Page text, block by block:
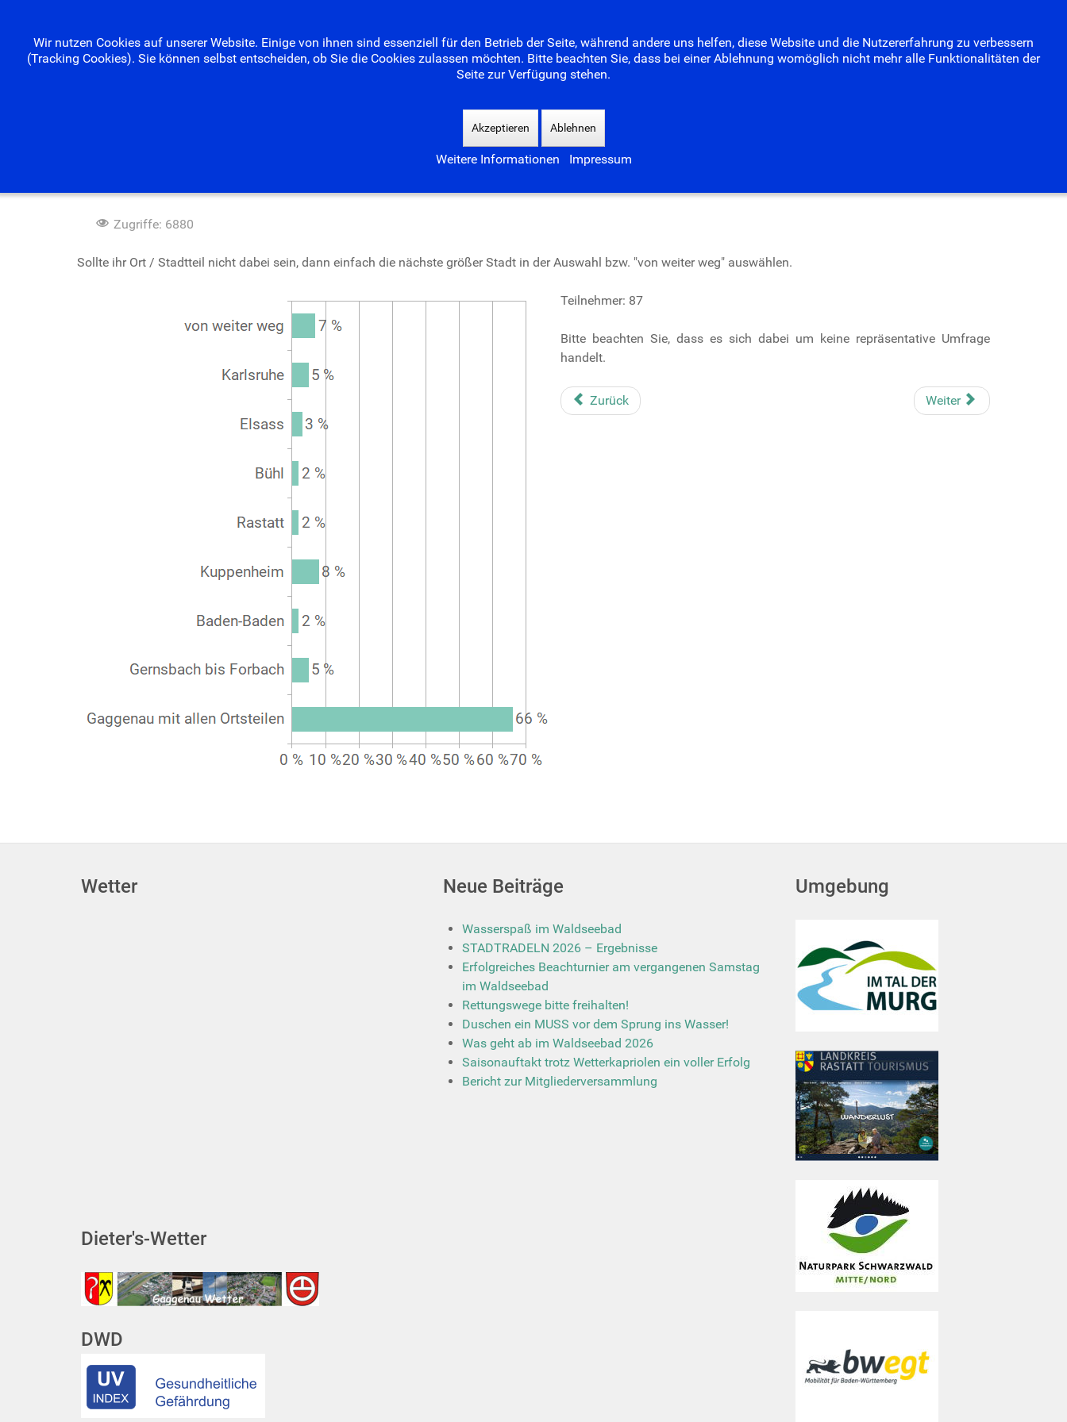
...
Zugriffe: 6880
Sollte ihr Ort / Stadtteil nicht dabei sein, dann einfach die nächste größer Stadt in der Auswahl bzw. "von weiter weg" auswählen.
Teilnehmer: 87
Bitte beachten Sie, dass es sich dabei um keine repräsentative Umfrage
handelt.
Zurück Weiter
Wetter
Dieter's-Wetter
DWD
Neue Beiträge
Wasserspaß im Waldseebad
STADTRADELN 2026 – Ergebnisse
Erfolgreiches Beachturnier am vergangenen Samstag
im Waldseebad
Rettungswege bitte freihalten!
Duschen ein MUSS vor dem Sprung ins Wasser!
Was geht ab im Waldseebad 2026
Saisonauftakt trotz Wetterkapriolen ein voller Erfolg
Bericht zur Mitgliederversammlung
Umgebung
Wir nutzen Cookies auf unserer Website. Einige von ihnen sind essenziell für den Betrieb der Seite, während andere uns helfen, diese Website und die Nutzererfahrung zu verbessern
(Tracking Cookies). Sie können selbst entscheiden, ob Sie die Cookies zulassen möchten. Bitte beachten Sie, dass bei einer Ablehnung womöglich nicht mehr alle Funktionalitäten der
Seite zur Verfügung stehen.
Akzeptieren Ablehnen
Weitere Informationen Impressum